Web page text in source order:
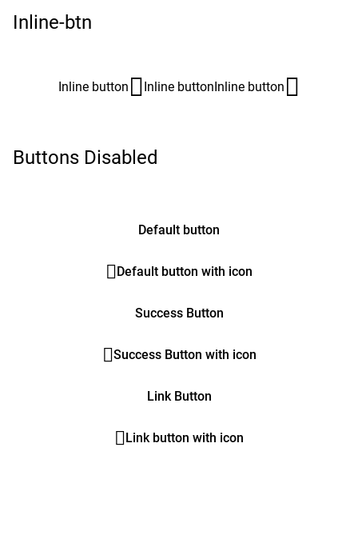
Inline-btn
Inline button Inline buttonInline button
Buttons Disabled
Default button
Default button with icon
Success Button
Success Button with icon
Link Button
Link button with icon